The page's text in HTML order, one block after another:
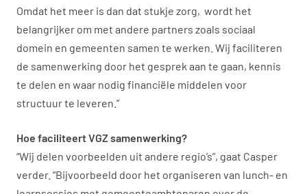
Omdat het meer is dan dat stukje zorg, wordt het
belangrijker om met andere partners zoals sociaal
domein en gemeenten samen te werken. Wij faciliteren
de samenwerking door het gesprek aan te gaan, kennis
te delen en waar nodig financiële middelen voor
structuur te leveren.”
Hoe faciliteert VGZ samenwerking?
“Wij delen voorbeelden uit andere regio’s”, gaat Casper
verder. “Bijvoorbeeld door het organiseren van lunch- en